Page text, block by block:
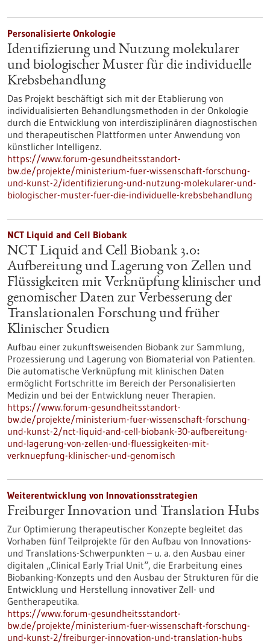
Personalisierte Onkologie
Identifizierung und Nutzung molekularer
und biologischer Muster für die individuelle
Krebsbehandlung
Das Projekt beschäftigt sich mit der Etablierung von
individualisierten Behandlungsmethoden in der Onkologie
durch die Entwicklung von interdisziplinären diagnostischen
und therapeutischen Plattformen unter Anwendung von
künstlicher Intelligenz.
https://www.forum-gesundheitsstandort-
bw.de/projekte/ministerium-fuer-wissenschaft-forschung-
und-kunst-2/identifizierung-und-nutzung-molekularer-und-
biologischer-muster-fuer-die-individuelle-krebsbehandlung
NCT Liquid and Cell Biobank
NCT Liquid and Cell Biobank 3.0:
Aufbereitung und Lagerung von Zellen und
Flüssigkeiten mit Verknüpfung klinischer und
genomischer Daten zur Verbesserung der
Translationalen Forschung und früher
Klinischer Studien
Aufbau einer zukunftsweisenden Biobank zur Sammlung,
Prozessierung und Lagerung von Biomaterial von Patienten.
Die automatische Verknüpfung mit klinischen Daten
ermöglicht Fortschritte im Bereich der Personalisierten
Medizin und bei der Entwicklung neuer Therapien.
https://www.forum-gesundheitsstandort-
bw.de/projekte/ministerium-fuer-wissenschaft-forschung-
und-kunst-2/nct-liquid-and-cell-biobank-30-aufbereitung-
und-lagerung-von-zellen-und-fluessigkeiten-mit-
verknuepfung-klinischer-und-genomisch
Weiterentwicklung von Innovationsstrategien
Freiburger Innovation und Translation Hubs
Zur Optimierung therapeutischer Konzepte begleitet das
Vorhaben fünf Teilprojekte für den Aufbau von Innovations-
und Translations-Schwerpunkten – u. a. den Ausbau einer
digitalen „Clinical Early Trial Unit“, die Erarbeitung eines
Biobanking-Konzepts und den Ausbau der Strukturen für die
Entwicklung und Herstellung innovativer Zell- und
Gentherapeutika.
https://www.forum-gesundheitsstandort-
bw.de/projekte/ministerium-fuer-wissenschaft-forschung-
und-kunst-2/freiburger-innovation-und-translation-hubs